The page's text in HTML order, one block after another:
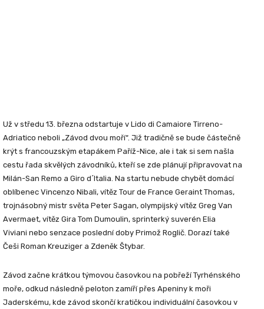
Už v středu 13. března odstartuje v Lido di Camaiore Tirreno-
Adriatico neboli „Závod dvou moří“. Již tradičně se bude částečně
krýt s francouzským etapákem Paříž-Nice, ale i tak si sem našla
cestu řada skvělých závodníků, kteří se zde plánují připravovat na
Milán-San Remo a Giro d´Italia . Na startu nebude chybět domácí
oblíbenec Vincenzo Nibali, vítěz Tour de France Geraint Thomas,
trojnásobný mistr světa Peter Sagan, olympijský vítěz Greg Van
Avermaet, vítěz Gira Tom Dumoulin, sprinterký suverén Elia
Viviani nebo senzace poslední doby Primož Roglič . Dorazí také
Češi Roman Kreuziger a Zdeněk Štybar.
Závod začne krátkou týmovou časovkou na pobřeží Tyrhénského
moře, odkud následně peloton zamíří přes Apeniny k moři
Jaderskému, kde závod skončí kratičkou individuální časovkou v